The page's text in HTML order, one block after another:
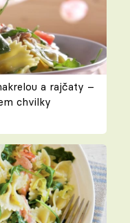
a rajčaty –
chvilky